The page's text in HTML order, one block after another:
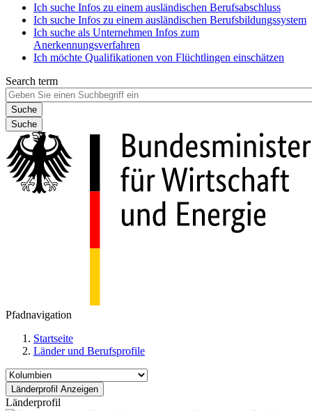
Ich suche Infos zu einem ausländischen Berufsabschluss
Ich suche Infos zu einem ausländischen Berufsbildungssystem
Ich suche als Unternehmen Infos zum
Anerkennungsverfahren
Ich möchte Qualifikationen von Flüchtlingen einschätzen
Search term
Suche
Pfadnavigation
Startseite
Länder und Berufsprofile
Länderprofil